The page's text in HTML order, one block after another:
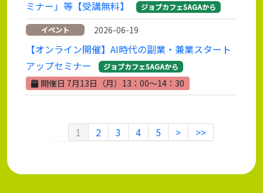
ミナー」等【受講無料】
ジョブカフェSAGAから
イベント 2026-06-19
【オンライン開催】AI時代の副業・兼業スタート
アップセミナー
ジョブカフェSAGAから
開催日 7月13日（月）13：00～14：30
1 2 3 4 5 > >>